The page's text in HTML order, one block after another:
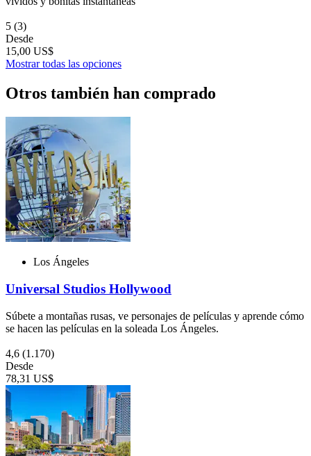
5 (3)
Desde
15,00 US$
Mostrar todas las opciones
Otros también han comprado
Los Ángeles
Universal Studios Hollywood
Súbete a montañas rusas, ve personajes de películas y aprende cómo
se hacen las películas en la soleada Los Ángeles.
4,6 (1.170)
Desde
78,31 US$